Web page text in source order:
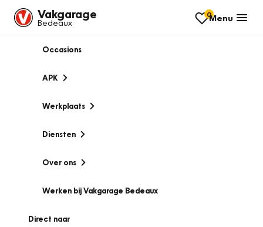
Vakgarage
Bedeaux
0Menu
Occasions
APK
Werkplaats
Diensten
Over ons
Werken bij Vakgarage Bedeaux
Direct naar